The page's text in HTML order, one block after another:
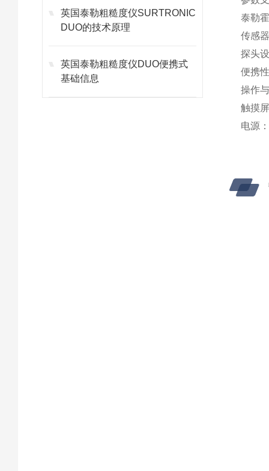
英国泰勒粗糙度仪SURTRONIC
DUO的技术原理
英国泰勒粗糙度仪DUO便携式
基础信息
泰勒
传感
探头
便携
操作
触摸
电源